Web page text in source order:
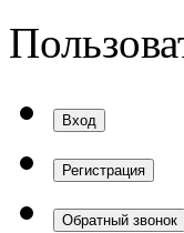
Вход
Регистрация
Обратный звонок